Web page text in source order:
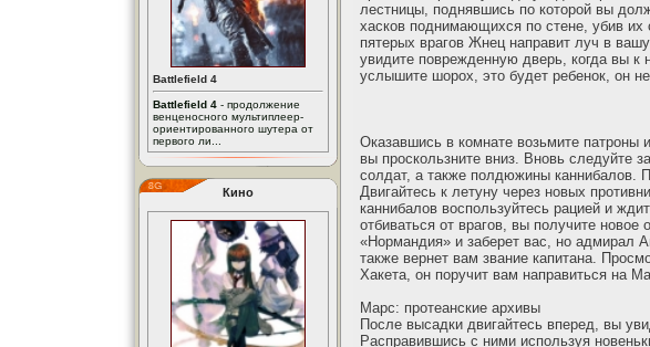
Battlefield 4
Battlefield 4 - продолжение
венценосного мультиплеер-
ориентированного шутера от
первого ли...
Кино
лестницы, поднявшись по которой вы
хасков поднимающихся по стене, убив их
пятерых врагов Жнец направит луч в
увидите поврежденную дверь, когда вы
услышите шорох, это будет ребенок, он
Оказавшись в комнате возьмите
вы проскользните вниз. Вновь следуйте
солдат, а также полдюжины каннибалов.
Двигайтесь к летуну через новых
каннибалов воспользуйтесь рацией и
отбиваться от врагов, вы получите
«Нормандия» и заберет вас, но адмирал
также вернет вам звание капитана.
Хакета, он поручит вам направиться на
Марс: протеанские архивы
После высадки двигайтесь вперед, вы
Расправившись с ними используя